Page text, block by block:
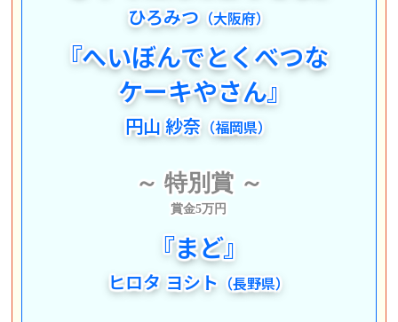
ひろみつ（大阪府）
『へいぼんでとくべつな
ケーキやさん』
円山 紗奈（福岡県）
～ 特別賞 ～
賞金5万円
『まど』
ヒロタ ヨシト （長野県）